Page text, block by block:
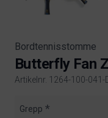
Bordtennisstomme
Butterfly Fan
Artikelnr. 1264-100-041-
Product information
Grepp